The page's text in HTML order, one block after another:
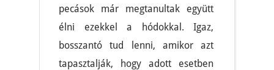
pecások már megtanultak együtt
élni ezekkel a hódokkal. Igaz,
bosszantó tud lenni, amikor azt
tapasztalják, hogy adott esetben